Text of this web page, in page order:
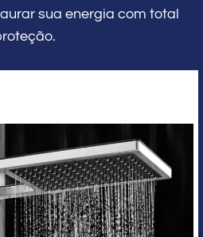
sua energia com total